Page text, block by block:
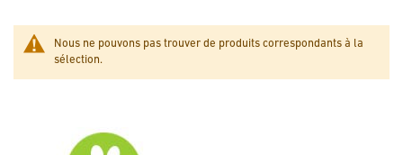
Nous ne pouvons pas trouver de produits correspondants à la
sélection.